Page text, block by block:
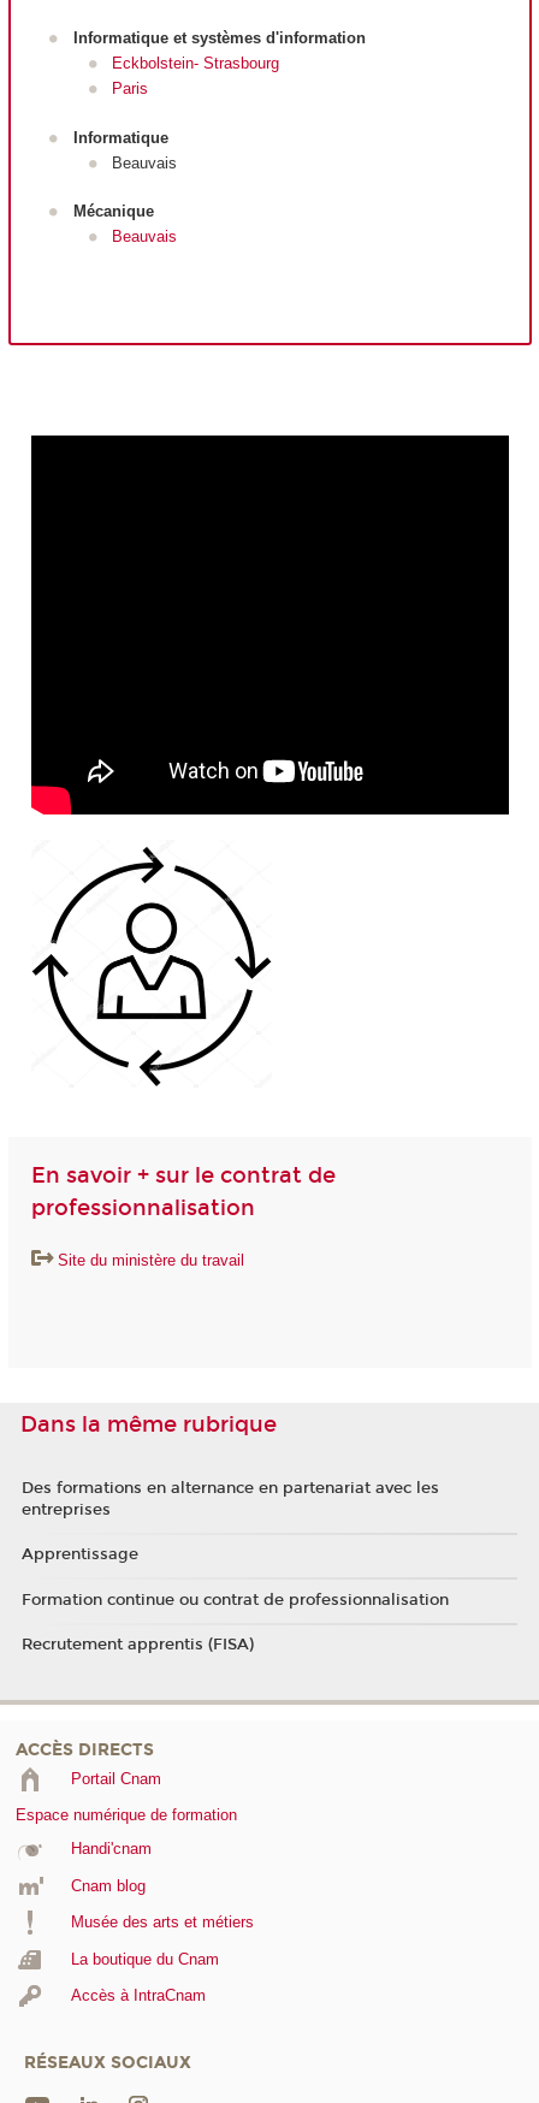
Informatique et systèmes d'information
Eckbolstein- Strasbourg
Paris
Informatique
Beauvais
Mécanique
Beauvais
En savoir + sur le contrat de
professionnalisation
Site du ministère du travail
Dans la même rubrique
Des formations en alternance en partenariat avec les
entreprises
Apprentissage
Formation continue ou contrat de professionnalisation
Recrutement apprentis (FISA)
ACCÈS DIRECTS
Portail Cnam
Espace numérique de formation
Handi'cnam
Cnam blog
Musée des arts et métiers
La boutique du Cnam
Accès à IntraCnam
RÉSEAUX SOCIAUX